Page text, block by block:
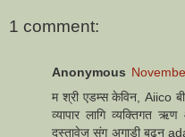
1 comment:
Anonymous
म श्री एडम्स केविन, Aiico
व्यापार लागि व्यक्तिगत
दस्तावेज संग अगाडी बढन